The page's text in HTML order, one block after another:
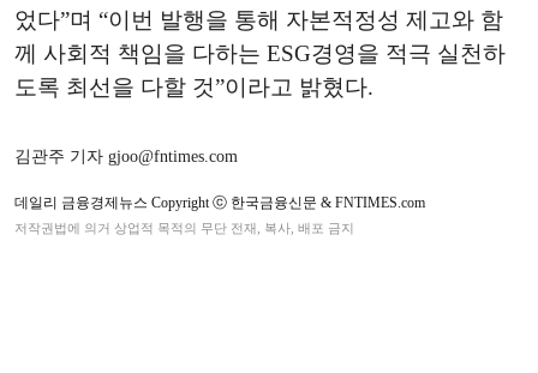
었다”며 “이번 발행을 통해 자본적정성 제고와 함
께 사회적 책임을 다하는 ESG경영을 적극 실천하
도록 최선을 다할 것”이라고 밝혔다.
김관주 기자 gjoo@fntimes.com
데일리 금융경제뉴스 Copyright ⓒ 한국금융신문 & FNTIMES.com
저작권법에 의거 상업적 목적의 무단 전재, 복사, 배포 금지